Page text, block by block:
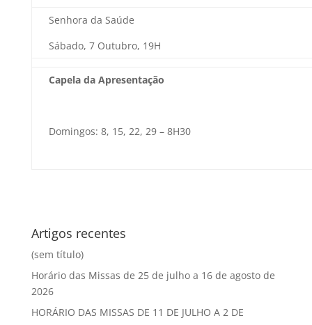
Senhora da Saúde
Sábado, 7 Outubro, 19H
Capela da Apresentação
Domingos: 8, 15, 22, 29 – 8H30
Artigos recentes
(sem título)
Horário das Missas de 25 de julho a 16 de agosto de
2026
HORÁRIO DAS MISSAS DE 11 DE JULHO A 2 DE